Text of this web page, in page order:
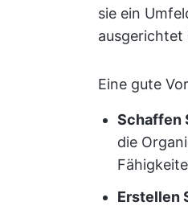
sie ein
ausgerichtet
Eine gute
Schaffen
die
Erstellen